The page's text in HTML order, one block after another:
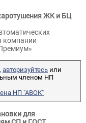
ЖК и БЦ
компании
авторизуйтесь или
членом НП
НП "АВОК"
для